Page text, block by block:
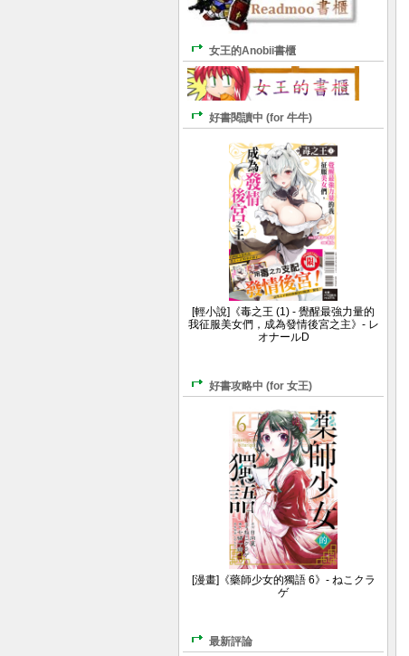
女王的Anobii書櫃
好書閱讀中 (for 牛牛)
[輕小說]《毒之王 (1) - 覺醒最強力量的
我征服美女們，成為發情後宮之主》- レ
オナールD
好書攻略中 (for 女王)
[漫畫]《藥師少女的獨語 6》- ねこクラ
ゲ
最新評論